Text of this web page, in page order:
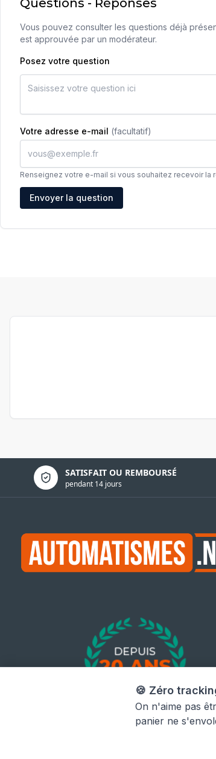
🍪 Zéro
On n'aime pas
panier ne
Questions - Réponses
Vous pouvez consulter les questions déjà
est approuvée par un modérateur.
Posez votre question
Votre adresse e-mail (facultatif)
Renseignez votre e-mail si vous souhaitez recevoir
Adresse e-mail
Envoyer la question
SATISFAIT OU REMBOURSÉ
pendant 14 jours
Politique de confidentialité